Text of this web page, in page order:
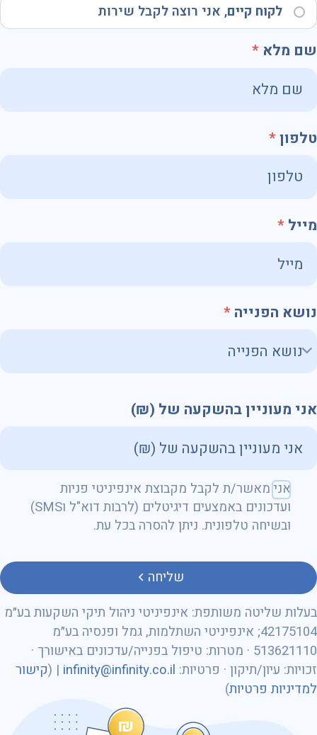
לקוח קיים, אני רוצה לקבל שירות
שם מלא
טלפון
מייל
נושא הפנייה
אני מעוניין בהשקעה של (₪)
שם מלא
טלפון
מספר ת״ז
אני מאשר/ת לקבל מקבוצת אינפיניטי פניות
ועדכונים באמצעים דיגיטלים (לרבות דוא"ל וSMS)
ובשיחה טלפונית. ניתן להסרה בכל עת.
שליחה
בעלות שליטה משותפת: אינפיניטי ניהול תיקי השקעות בע״מ
42175104; אינפיניטי השתלמות, גמל ופנסיה בע״מ
513621110 · מטרות: טיפול בפנייה/עדכונים באישורך ·
זכויות: עיון/תיקון · פרטיות: infinity@infinity.co.il
| (קישור
למדיניות פרטיות)